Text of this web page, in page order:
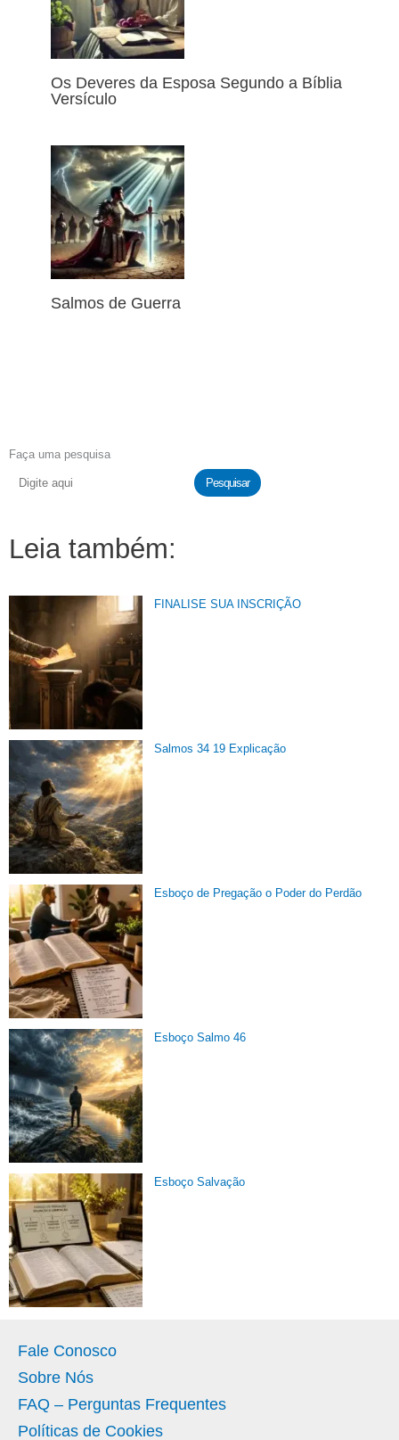
Os Deveres da Esposa Segundo a Bíblia
Versículo
Salmos de Guerra
Faça uma pesquisa
Pesquisar
Leia também:
FINALISE SUA INSCRIÇÃO
Salmos 34 19 Explicação
Esboço de Pregação o Poder do Perdão
Esboço Salmo 46
Esboço Salvação
Fale Conosco
Sobre Nós
FAQ – Perguntas Frequentes
Políticas de Cookies